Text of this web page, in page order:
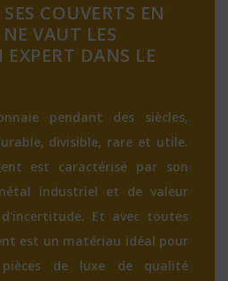
COUVERTS EN
VAUT LES
EXPERT DANS LE
pendant des siècles,
divisible, rare et utile.
est caractérisé par son
industriel et de valeur
Et avec toutes
est un matériau idéal pour
de luxe de qualité